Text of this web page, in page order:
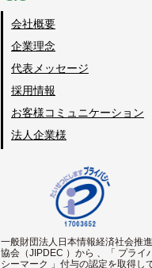
会社概要
企業理念
代表メッセージ
採用情報
お客様コミュニケーション
法人企業様
一般財団法人日本情報経済社会推進
協会（JIPDEC ）から 、「 プライ
シーマーク 」付与の認定を取得し